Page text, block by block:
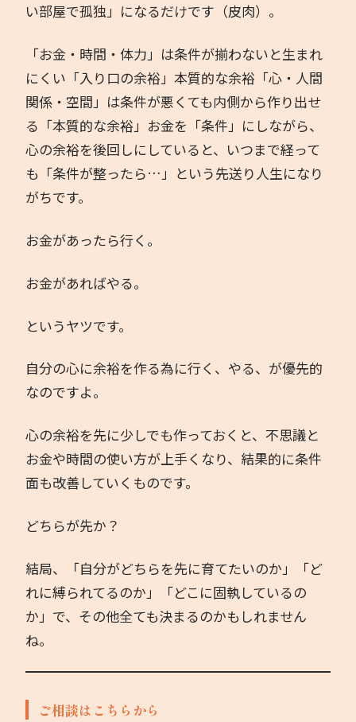
い部屋で孤独」になるだけです（皮肉）。
「お金・時間・体力」は条件が揃わないと生まれ
にくい「入り口の余裕」本質的な余裕「心・人間
関係・空間」は条件が悪くても内側から作り出せ
る「本質的な余裕」お金を「条件」にしながら、
心の余裕を後回しにしていると、いつまで経って
も「条件が整ったら…」という先送り人生になり
がちです。
お金があったら行く。
お金があればやる。
というヤツです。
自分の心に余裕を作る為に行く、やる、が優先的
なのですよ。
心の余裕を先に少しでも作っておくと、不思議と
お金や時間の使い方が上手くなり、結果的に条件
面も改善していくものです。
どちらが先か？
結局、「自分がどちらを先に育てたいのか」「ど
れに縛られてるのか」「どこに固執しているの
か」で、その他全ても決まるのかもしれません
ね。
ご相談はこちらから